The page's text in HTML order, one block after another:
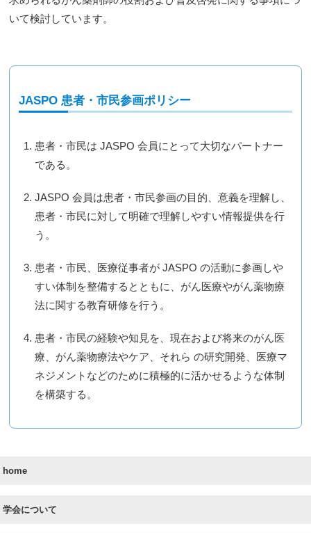
home
学会について
いて検討しています。
JASPO 患者・市民参画ポリシー
患者・市民は JASPO 会員にとって大切なパートナー
である。
JASPO 会員は患者・市民参画の目的、意義を理解し、
患者・市民に対して明確で理解しやすい情報提供を行
う。
患者・市民、医療従事者が JASPO の活動に参画しや
すい体制を整備するとともに、がん医療やがん薬物療
法に関する教育研修を行う。
患者・市民の経験や知見を、現在および将来のがん医
療、がん薬物療法やケア、それら の研究開発、医療マ
ネジメントなどのために積極的に活かせるような体制
を構築する。